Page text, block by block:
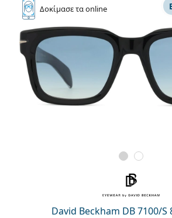
Δοκίμασετα online
David Beckham DB 7100/S